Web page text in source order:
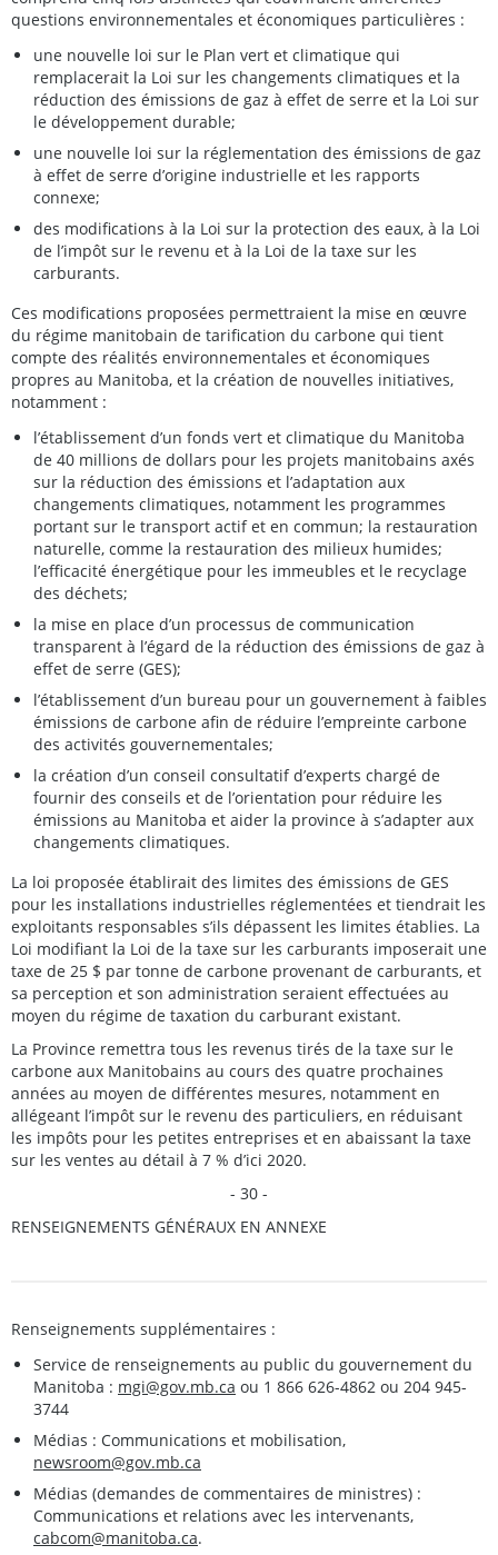
questions environnementales et économiques particulières :
une nouvelle loi sur le Plan vert et climatique qui
remplacerait la Loi sur les changements climatiques et la
réduction des émissions de gaz à effet de serre et la Loi sur
le développement durable;
une nouvelle loi sur la réglementation des émissions de gaz
à effet de serre d’origine industrielle et les rapports
connexe;
des modifications à la Loi sur la protection des eaux, à la Loi
de l’impôt sur le revenu et à la Loi de la taxe sur les
carburants.
Ces modifications proposées permettraient la mise en œuvre
du régime manitobain de tarification du carbone qui tient
compte des réalités environnementales et économiques
propres au Manitoba, et la création de nouvelles initiatives,
notamment :
l’établissement d’un fonds vert et climatique du Manitoba
de 40 millions de dollars pour les projets manitobains axés
sur la réduction des émissions et l’adaptation aux
changements climatiques, notamment les programmes
portant sur le transport actif et en commun; la restauration
naturelle, comme la restauration des milieux humides;
l’efficacité énergétique pour les immeubles et le recyclage
des déchets;
la mise en place d’un processus de communication
transparent à l’égard de la réduction des émissions de gaz à
effet de serre (GES);
l’établissement d’un bureau pour un gouvernement à faibles
émissions de carbone afin de réduire l’empreinte carbone
des activités gouvernementales;
la création d’un conseil consultatif d’experts chargé de
fournir des conseils et de l’orientation pour réduire les
émissions au Manitoba et aider la province à s’adapter aux
changements climatiques.
La loi proposée établirait des limites des émissions de GES
pour les installations industrielles réglementées et tiendrait les
exploitants responsables s’ils dépassent les limites établies. La
Loi modifiant la Loi de la taxe sur les carburants imposerait une
taxe de 25 $ par tonne de carbone provenant de carburants, et
sa perception et son administration seraient effectuées au
moyen du régime de taxation du carburant existant.
La Province remettra tous les revenus tirés de la taxe sur le
carbone aux Manitobains au cours des quatre prochaines
années au moyen de différentes mesures, notamment en
allégeant l’impôt sur le revenu des particuliers, en réduisant
les impôts pour les petites entreprises et en abaissant la taxe
sur les ventes au détail à 7 % d’ici 2020.
- 30 -
RENSEIGNEMENTS GÉNÉRAUX EN ANNEXE
Renseignements supplémentaires :
Service de renseignements au public du gouvernement du
Manitoba : mgi@gov.mb.ca ou 1 866 626-4862 ou 204 945-
3744
Médias : Communications et mobilisation,
newsroom@gov.mb.ca
Médias (demandes de commentaires de ministres) :
Communications et relations avec les intervenants,
cabcom@manitoba.ca.